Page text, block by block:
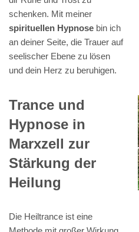
schenken. Mit meiner
spirituellen Hypnose bin ich
an deiner Seite, die Trauer auf
seelischer Ebene zu lösen
und dein Herz zu beruhigen.
Trance und
Hypnose in
Marxzell zur
Stärkung der
Heilung
Die Heiltrance ist eine